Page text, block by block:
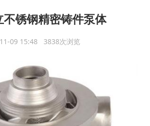
锈钢精密铸件泵体
09 15:48 3838次浏览